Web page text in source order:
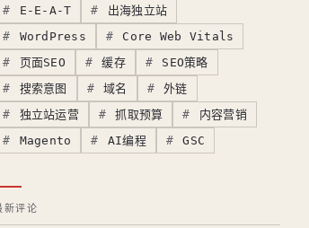
E-E-A-T
出海独立站
WordPress
Core Web Vitals
页面SEO
缓存
SEO策略
搜索意图
域名
外链
独立站运营
抓取预算
内容营销
Magento
AI编程 GSC
新评论